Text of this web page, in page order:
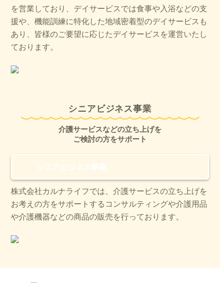
を営業しており、デイサービスでは食事や入浴などの支
援や、機能訓練に特化した地域密着型のデイサービスも
あり、皆様のご要望に応じたデイサービスを運営いたし
ております。
シニアビジネス事業
介護サービスなどの立ち上げを
ご検討の方をサポート
シニアビジネス事業
株式会社カルナライフでは、介護サービスの立ち上げを
お考えの方をサポートするコンサルティングや介護用品
や介護機器などの商品の販売を行っております。